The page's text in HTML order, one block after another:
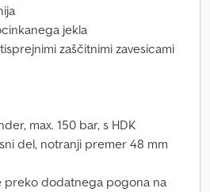
jekla
zaščitnimi zavesicami
max. 150 bar, s HDK
del, notranji premer 48 mm
preko dodatnega pogona na